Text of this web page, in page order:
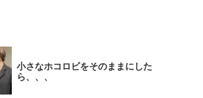
小さなホコロビをそのままにした
ら、、、